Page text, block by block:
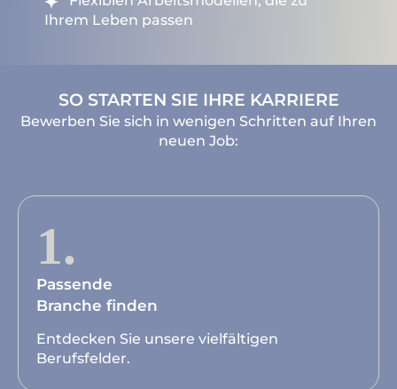
Ihrem Leben passen
SO STARTEN SIE IHRE KARRIERE
Bewerben Sie sich in wenigen Schritten auf Ihren
neuen Job:
1.
Passende
Branche finden
Entdecken Sie unsere vielfältigen
Berufsfelder.